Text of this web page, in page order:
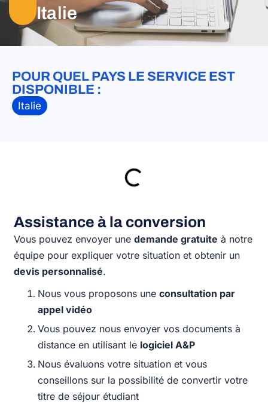
Italie
POUR QUEL PAYS LE SERVICE EST
DISPONIBLE :
Italie
Assistance à la conversion
Vous pouvez envoyer unedemande gratuite à notre
équipe pour expliquer votre situation et obtenir un
devis personnalisé.
Nous vous proposons uneconsultation par
appel vidéo
Vous pouvez nous envoyer vos documents à
distance en utilisant le logiciel A&P
Nous évaluons votre situation et vous
conseillons sur la possibilité de convertir votre
titre de séjour étudiant